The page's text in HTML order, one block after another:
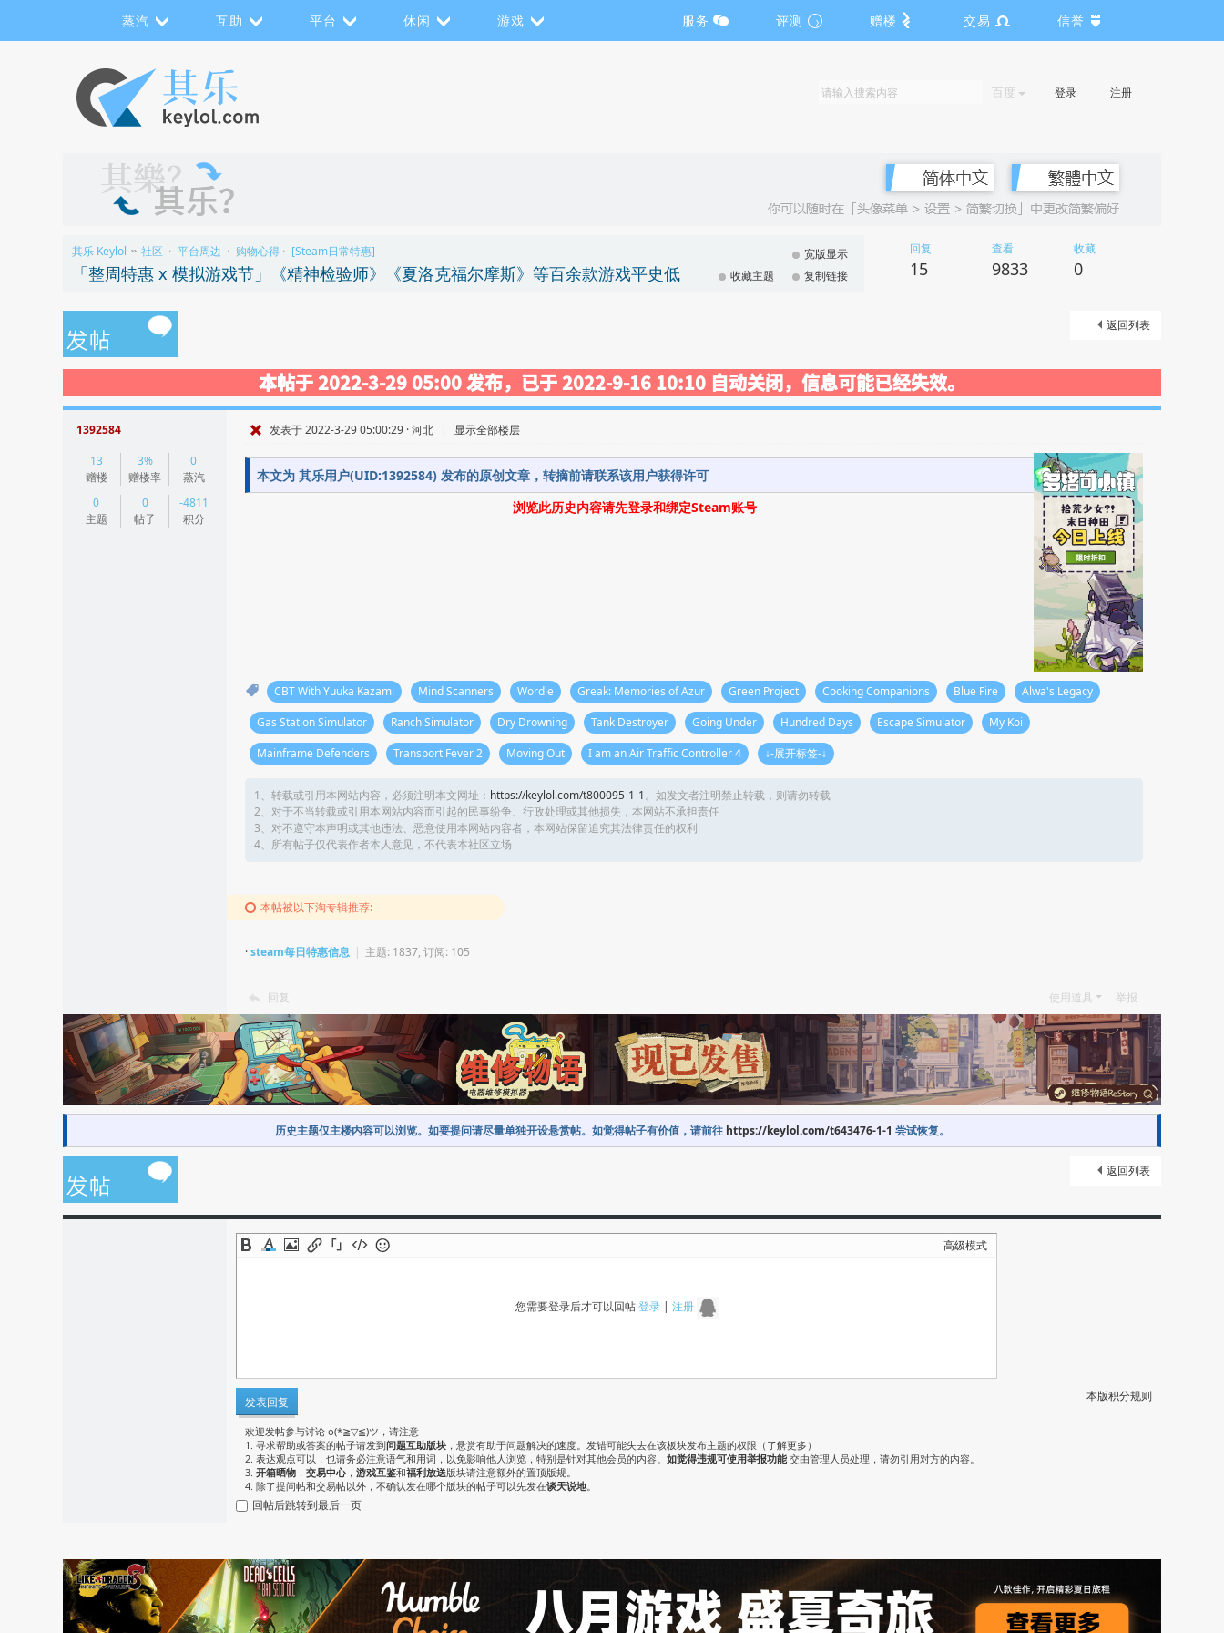
蒸汽 互助 平台 休闲 游戏 服务 评测 赠楼 交易 信誉
百度 登录 注册
其乐 Keylol >> 社区 › 平台周边 › 购物心得 › [Steam日常特惠]
「整周特惠 x 模拟游戏节」《精神检验师》《夏洛克福尔摩斯》等百余款游戏平史低
宽版显示
收藏主题
复制链接
回复
15
查看
9833
收藏
0
返回列表
本帖于 2022-3-29 05:00 发布，已于 2022-9-16 10:10 自动关闭，信息可能已经失效。
1392584
13
赠楼
3%
赠楼率
0
蒸汽
0
主题
0
帖子
-4811
积分
发表于 2022-3-29 05:00:29 · 河北 |
显示全部楼层
阅读模式
本文为 其乐用户(UID:1392584) 发布的原创文章，转摘前请联系该用户获得许可
浏览此历史内容请先登录和绑定Steam账号
CBT With Yuuka Kazami Mind Scanners Wordle Greak: Memories of Azur Green Project Cooking Companions Blue Fire
Alwa's Legacy
Gas Station Simulator
Ranch Simulator Dry Drowning Tank Destroyer Going Under Hundred Days Escape Simulator
My Koi
Mainframe Defenders
Transport Fever 2 Moving Out I am an Air Traffic Controller 4 ↓-展开标签-↓
1、转载或引用本网站内容，必须注明本文网址： https://keylol.com/t800095-1-1。如发文者注明禁止转载，则请勿转载
2、对于不当转载或引用本网站内容而引起的民事纷争、行政处理或其他损失，本网站不承担责任
3、对不遵守本声明或其他违法、恶意使用本网站内容者，本网站保留追究其法律责任的权利
4、所有帖子仅代表作者本人意见，不代表本社区立场
本帖被以下淘专辑推荐:
·steam每日特惠信息 | 主题: 1837, 订阅: 105
回复 使用道具 举报
历史主题仅主楼内容可以浏览。如要提问请尽量单独开设悬赏帖。如觉得帖子有价值，请前往 https://keylol.com/t643476-1-1 尝试恢复。
返回列表
高级模式
您需要登录后才可以回帖登录| 注册
本版积分规则
发表回复
欢迎发帖参与讨论 o(*≧▽≦)ツ，请注意
1. 寻求帮助或答案的帖子请发到问题互助版块 ，悬赏有助于问题解决的速度。发错可能失去在该板块发布主题的权限（ 了解更多 ）
2. 表达观点可以，也请务必注意语气和用词，以免影响他人浏览，特别是针对其他会员的内容。 如觉得违规可使用举报功能 交由管理人员处理，请勿引用对方的内容。
3. 开箱晒物 ， 交易中心， 游戏互鉴和福利放送版块请注意额外的置顶版规。
4. 除了提问帖和交易帖以外，不确认发在哪个版块的帖子可以先发在谈天说地。
回帖后跳转到最后一页